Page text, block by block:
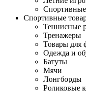
Спортивные
Теннисные
Тренажеры
Товары для
Одежда и
Батуты
Мячи
Лонгборды
Роликовые